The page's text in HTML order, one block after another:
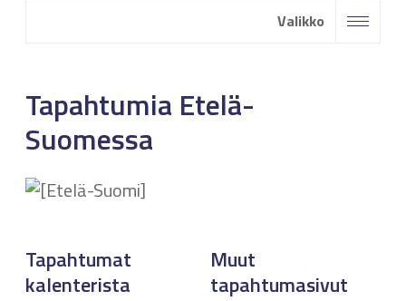
Valikko
Tapahtumia Etelä-
Suomessa
Tapahtumat
kalenterista
Muut
tapahtumasivut